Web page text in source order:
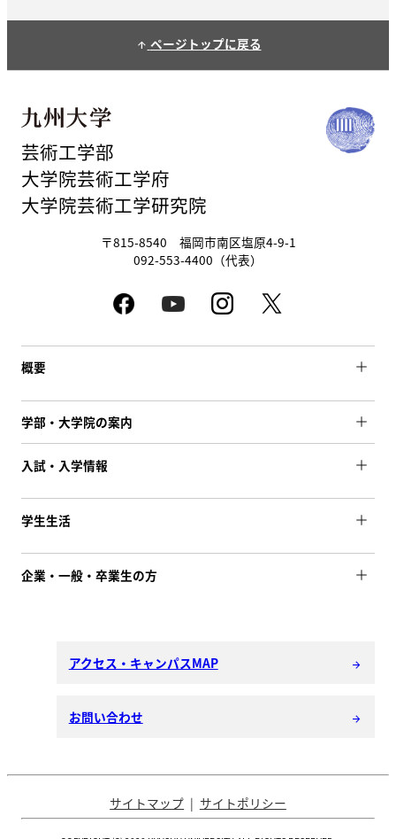
arrow_upward ページトップに戻る
芸術工学部
大学院芸術工学府
大学院芸術工学研究院
〒815-8540 福岡市南区塩原4-9-1
092-553-4400（代表）
概要
学部・大学院の案内
入試・入学情報
学生生活
企業・一般・卒業生の方
アクセス・キャンパスMAP arrow_forward
お問い合わせ arrow_forward
サイトマップ サイトポリシー